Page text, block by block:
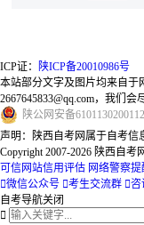
ICP证：
陕ICP备20010986号
本站部分文字及图片均来自于
2667645833@qq.com，我们会
陕公网安备
声明：陕西自考网属于自考信
Copyright 2007-2026 陕西自考
可信网站信用评估 网络警察提
微信公众号 考生交流群 咨
自考导航关闭
